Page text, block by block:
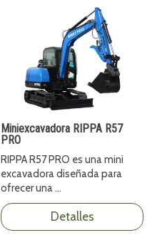
Miniexcavadora RIPPA R57
PRO
RIPPA R57 PRO es una mini
excavadora diseñada para
ofrecer una ...
Detalles